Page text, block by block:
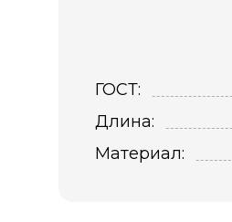
ГОСТ:
Длина:
Материал: